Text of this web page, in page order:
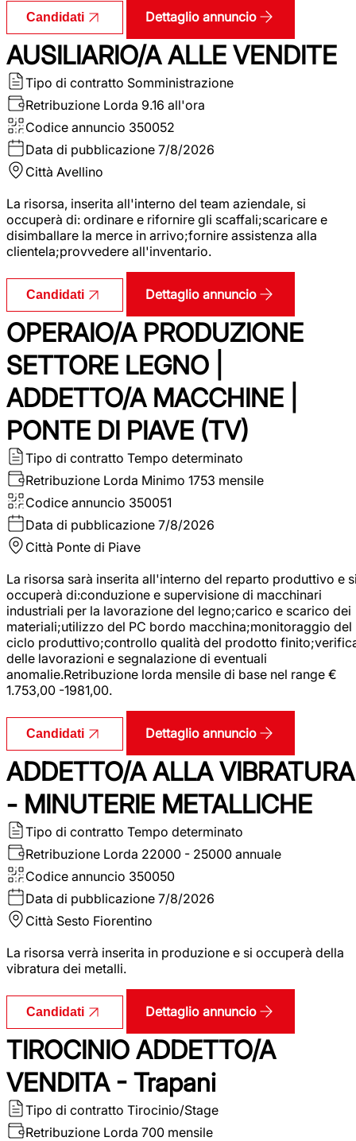
Candidati Dettaglio annuncio
AUSILIARIO/A ALLE VENDITE
Tipo di contratto Somministrazione
Retribuzione Lorda 9.16 all'ora
Codice annuncio 350052
Data di pubblicazione 7/8/2026
Città Avellino
La risorsa, inserita all'interno del team aziendale, si
occuperà di: ordinare e rifornire gli scaffali;scaricare e
disimballare la merce in arrivo;fornire assistenza alla
clientela;provvedere all'inventario.
Candidati Dettaglio annuncio
OPERAIO/A PRODUZIONE
SETTORE LEGNO |
ADDETTO/A MACCHINE |
PONTE DI PIAVE (TV)
Tipo di contratto Tempo determinato
Retribuzione Lorda Minimo 1753 mensile
Codice annuncio 350051
Data di pubblicazione 7/8/2026
Città Ponte di Piave
La risorsa sarà inserita all'interno del reparto produttivo e
occuperà di:conduzione e supervisione di macchinari
industriali per la lavorazione del legno;carico e scarico dei
materiali;utilizzo del PC bordo macchina;monitoraggio del
ciclo produttivo;controllo qualità del prodotto
delle lavorazioni e segnalazione di eventuali
anomalie.Retribuzione lorda mensile di base nel range €
1.753,00 -1981,00.
Candidati Dettaglio annuncio
ADDETTO/A ALLA VIBRATURA
- MINUTERIE METALLICHE
Tipo di contratto Tempo determinato
Retribuzione Lorda 22000 - 25000 annuale
Codice annuncio 350050
Data di pubblicazione 7/8/2026
Città Sesto Fiorentino
La risorsa verrà inserita in produzione e si occuperà della
vibratura dei metalli.
Candidati Dettaglio annuncio
TIROCINIO ADDETTO/A
VENDITA - Trapani
Tipo di contratto Tirocinio/Stage
Retribuzione Lorda 700 mensile